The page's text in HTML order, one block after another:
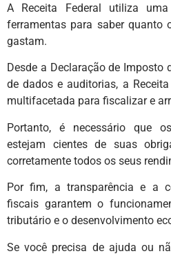
A Receita Federal utiliza
ferramentas para saber quanto
gastam.
Desde a Declaração de Imposto
de dados e auditorias, a
multifacetada para fiscalizar e
Portanto, é necessário que
estejam cientes de suas
corretamente todos os seus
Por fim, a transparência e a
fiscais garantem o
tributário e o desenvolvimento
Se você precisa de ajuda ou